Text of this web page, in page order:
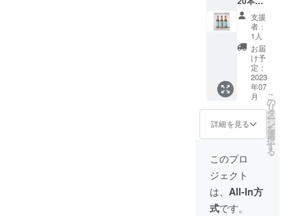
ザイン
が異な
る場合
があり
ますの
で、あ
らかじ
めご了
承くだ
さい。
味）：
20
CBD含
有量：1
本/500
mg 賞味
期限：
120日
保存
方法：
要冷蔵
するリ
ターン
とパッ
ケージ
等のデ
ザイン
セット
（送料
込み）
商
品名：
Can't
Stop
ビール
スタイ
ル：
Americ
an Pale
Ale
ABV（
アル
コール
度
数）：
4.5％
支援
者：
1人
お届
け予
定：
2023
年07
月
詳細を見る
こ
の
リ
タ
ー
ン
を
選
択
す
る
このプロ
ジェクト
は、 All-In方
式です。